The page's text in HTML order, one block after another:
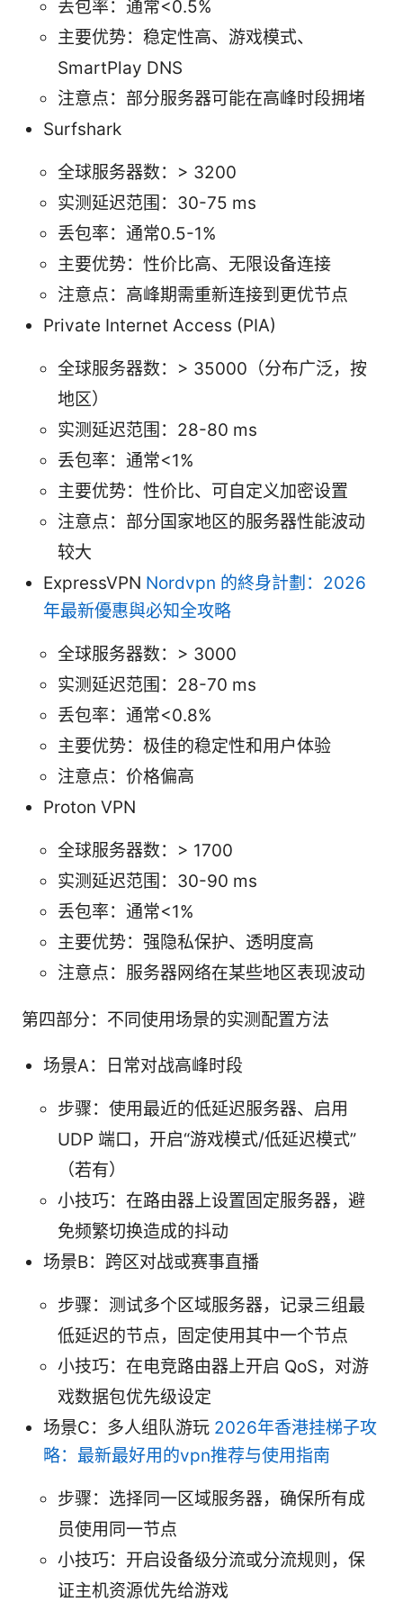
丢包率：通常<0.5%
主要优势：稳定性高、游戏模式、
SmartPlay DNS
注意点：部分服务器可能在高峰时段拥堵
Surfshark
全球服务器数：> 3200
实测延迟范围：30-75 ms
丢包率：通常0.5-1%
主要优势：性价比高、无限设备连接
注意点：高峰期需重新连接到更优节点
Private Internet Access (PIA)
全球服务器数：> 35000（分布广泛，按
地区）
实测延迟范围：28-80 ms
丢包率：通常<1%
主要优势：性价比、可自定义加密设置
注意点：部分国家地区的服务器性能波动
较大
ExpressVPN Nordvpn 的終身計劃：2026
年最新優惠與必知全攻略
全球服务器数：> 3000
实测延迟范围：28-70 ms
丢包率：通常<0.8%
主要优势：极佳的稳定性和用户体验
注意点：价格偏高
Proton VPN
全球服务器数：> 1700
实测延迟范围：30-90 ms
丢包率：通常<1%
主要优势：强隐私保护、透明度高
注意点：服务器网络在某些地区表现波动
第四部分：不同使用场景的实测配置方法
场景A：日常对战高峰时段
步骤：使用最近的低延迟服务器、启用
UDP 端口，开启“游戏模式/低延迟模式”
（若有）
小技巧：在路由器上设置固定服务器，避
免频繁切换造成的抖动
场景B：跨区对战或赛事直播
步骤：测试多个区域服务器，记录三组最
低延迟的节点，固定使用其中一个节点
小技巧：在电竞路由器上开启 QoS，对游
戏数据包优先级设定
场景C：多人组队游玩 2026年香港挂梯子攻
略：最新最好用的vpn推荐与使用指南
步骤：选择同一区域服务器，确保所有成
员使用同一节点
小技巧：开启设备级分流或分流规则，保
证主机资源优先给游戏